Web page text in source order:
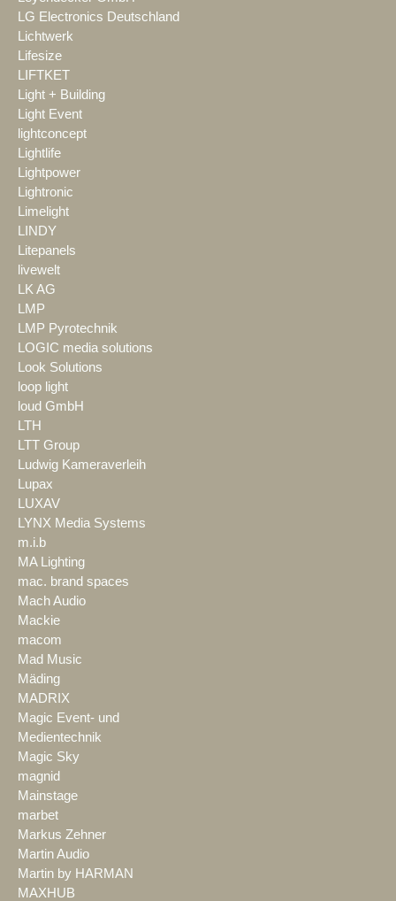
LG Electronics Deutschland
Lichtwerk
Lifesize
LIFTKET
Light + Building
Light Event
lightconcept
Lightlife
Lightpower
Lightronic
Limelight
LINDY
Litepanels
livewelt
LK AG
LMP
LMP Pyrotechnik
LOGIC media solutions
Look Solutions
loop light
loud GmbH
LTH
LTT Group
Ludwig Kameraverleih
Lupax
LUXAV
LYNX Media Systems
m.i.b
MA Lighting
mac. brand spaces
Mach Audio
Mackie
macom
Mad Music
Mäding
MADRIX
Magic Event- und
Medientechnik
Magic Sky
magnid
Mainstage
marbet
Markus Zehner
Martin Audio
Martin by HARMAN
MAXHUB